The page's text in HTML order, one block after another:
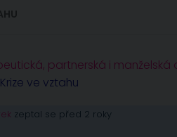
partnerská i
Krize ve vztahu
zeptal se před 2 roky